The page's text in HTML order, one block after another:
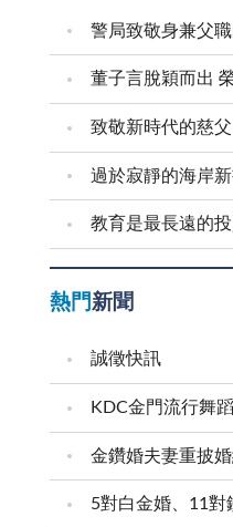
警局致敬身兼父
董子言脫穎而出
熱門 新聞
誠徵快訊